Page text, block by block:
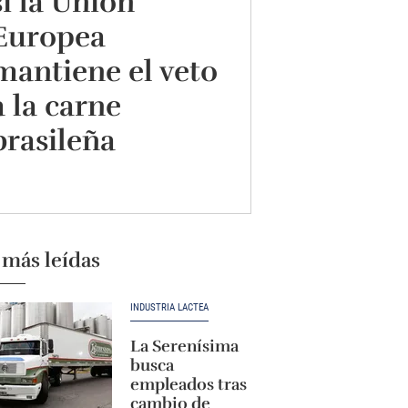
el veto
la carne
leídas
INDUSTRIA LÁCTEA
La Serenísima
busca
empleados tras
cambio de